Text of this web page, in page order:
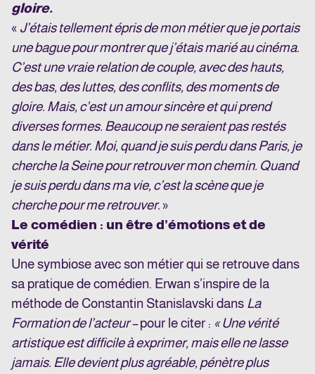
gloire.
« J’étais tellement épris de mon métier que je portais
une bague pour montrer que j’étais marié au cinéma.
C’est une vraie relation de couple, avec des hauts,
des bas, des luttes, des conflits, des moments de
gloire. Mais, c’est un amour sincère et qui prend
diverses formes. Beaucoup ne seraient pas restés
dans le métier. Moi, quand je suis perdu dans Paris, je
cherche la Seine pour retrouver mon chemin. Quand
je suis perdu dans ma vie, c’est la scène que je
cherche pour me retrouver. »
Le comédien : un être d’émotions et de
vérité
Une symbiose avec son métier qui se retrouve dans
sa pratique de comédien. Erwan s’inspire de la
méthode de Constantin Stanislavski dans La
Formation de l’acteur –pour le citer : « Une vérité
artistique est difficile à exprimer, mais elle ne lasse
jamais. Elle devient plus agréable, pénètre plus